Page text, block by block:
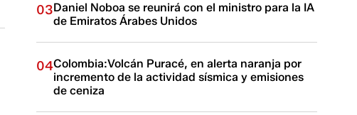
03Daniel Noboa se reunirá con el ministro para la IA
de Emiratos Árabes Unidos
04Colombia:Volcán Puracé, en alerta naranja por
incremento de la actividad sísmica y emisiones
de ceniza